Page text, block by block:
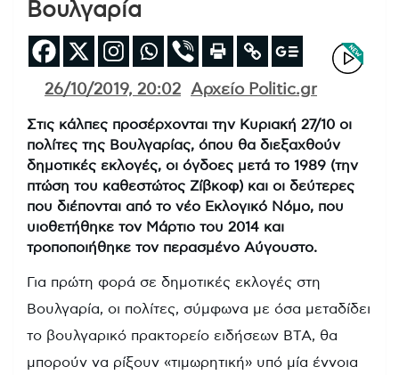
Βουλγαρία
26/10/2019, 20:02 Αρχείο Politic.gr
Στις κάλπες προσέρχονται την Κυριακή 27/10 οι
πολίτες της Βουλγαρίας, όπου θα διεξαχθούν
δημοτικές εκλογές, οι όγδοες μετά το 1989 (την
πτώση του καθεστώτος Ζίβκοφ) και οι δεύτερες
που διέπονται από το νέο Εκλογικό Νόμο, που
υιοθετήθηκε τον Μάρτιο του 2014 και
τροποποιήθηκε τον περασμένο Αύγουστο.
Για πρώτη φορά σε δημοτικές εκλογές στη
Βουλγαρία, οι πολίτες, σύμφωνα με όσα μεταδίδει
το βουλγαρικό πρακτορείο ειδήσεων BTA, θα
μπορούν να ρίξουν «τιμωρητική» υπό μία έννοια